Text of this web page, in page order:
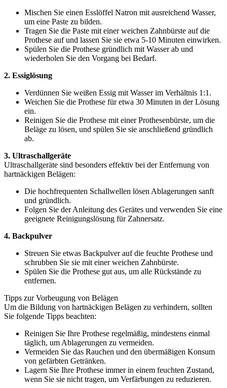
Mischen Sie einen Esslöffel Natron mit ausreichend Wasser,
um eine Paste zu bilden.
Tragen Sie die Paste mit einer weichen Zahnbürste auf die
Prothese auf und lassen Sie sie etwa 5-10 Minuten einwirken.
Spülen Sie die Prothese gründlich mit Wasser ab und
wiederholen Sie den Vorgang bei Bedarf.
2. Essiglösung
Verdünnen Sie weißen Essig mit Wasser im Verhältnis 1:1.
Weichen Sie die Prothese für etwa 30 Minuten in der Lösung
ein.
Reinigen Sie die Prothese mit einer Prothesenbürste, um die
Beläge zu lösen, und spülen Sie sie anschließend gründlich
ab.
3. Ultraschallgeräte
Ultraschallgeräte sind besonders effektiv bei der Entfernung von
hartnäckigen Belägen:
Die hochfrequenten Schallwellen lösen Ablagerungen sanft
und gründlich.
Folgen Sie der Anleitung des Gerätes und verwenden Sie eine
geeignete Reinigungslösung für Zahnersatz.
4. Backpulver
Streuen Sie etwas Backpulver auf die feuchte Prothese und
schrubben Sie sie mit einer weichen Zahnbürste.
Spülen Sie die Prothese gut aus, um alle Rückstände zu
entfernen.
Tipps zur Vorbeugung von Belägen
Um die Bildung von hartnäckigen Belägen zu verhindern, sollten
Sie folgende Tipps beachten:
Reinigen Sie Ihre Prothese regelmäßig, mindestens einmal
täglich, um Ablagerungen zu vermeiden.
Vermeiden Sie das Rauchen und den übermäßigen Konsum
von gefärbten Getränken.
Lagern Sie Ihre Prothese immer in einem feuchten Zustand,
wenn Sie sie nicht tragen, um Verfärbungen zu reduzieren.